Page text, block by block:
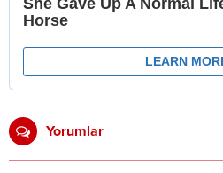
Yorumlar